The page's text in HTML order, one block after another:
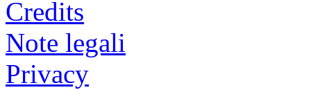
Credits
Note legali
Privacy